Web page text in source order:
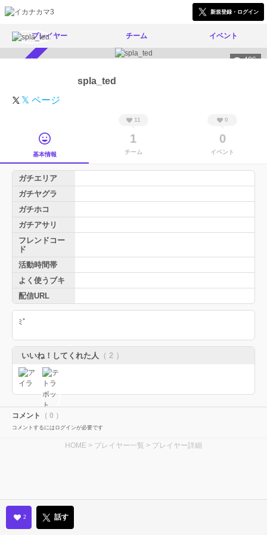
新規登録・ログイン
プレイヤー チーム イベント
406
spla_ted
𝕏 ページ
基本情報
11
1
チーム
0
0
イベント
ガチエリア
ガチヤグラ
ガチホコ
ガチアサリ
フレンドコー
ド
活動時間帯
よく使うブキ
配信URL
ﾐﾟ
いいね！してくれた人 （ 2 ）
コメント （ 0 ）
コメントするにはログインが必要です
HOME > プレイヤー一覧 > プレイヤー詳細
2 話す